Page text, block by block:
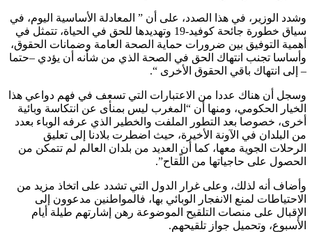
وشدد الوزير، في هذا الصدد، على أن ” المعادلة الأساسية اليوم، في
سياق خطورة جائحة كوفيد-19 وتهديدها للحق في الحياة، تتمثل في
أهمية التوفيق بين ضرورات حماية الصحة العامة وضمانات الحقوق،
وأساسا تجنب انتهاك الحق في الصحة الذي من شأنه أن يؤدي –حتما
– إلى انتهاك باقي الحقوق الأخرى “.
وسجل أن هناك عددا من الاعتبارات التي تسعف في فهم دواعي هذا
الخيار الحكومي، ومنها أن “المغرب ليس بمنأى عن انتكاسة وبائية
أخرى، خصوصا بعد التطور الملفت والخطير الذي عرفه الوباء بعدد
من البلدان في الآونة الأخيرة، حيث اضطرت بلادنا إلى تعليق
الرحلات الجوية معها، كما أن العديد من بلدان العالم لم تتمكن من
الحصول على حاجياتها من اللّقاح”.
وأضاف أنه لذلك، وعلى غرار الدول التي تشدد على اتخاذ مزيد من
الاحتياطات لمنع الانفجار الوبائي بها، فالمواطنين مدعوون إلى
الإقبال على منصات التلقيح الموضوعة رهن إشارتهم طيلة أيام
الأسبوع، وتحميل جواز تلقيحهم.